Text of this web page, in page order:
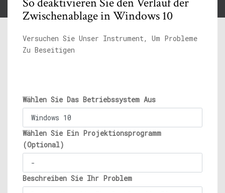
Zwischenablage in Windows 10
Versuchen Sie Unser Instrument, Um Probleme
Zu Beseitigen
Wählen Sie Das Betriebssystem Aus
Wählen Sie Ein Projektionsprogramm
(Optional)
Beschreiben Sie Ihr Problem